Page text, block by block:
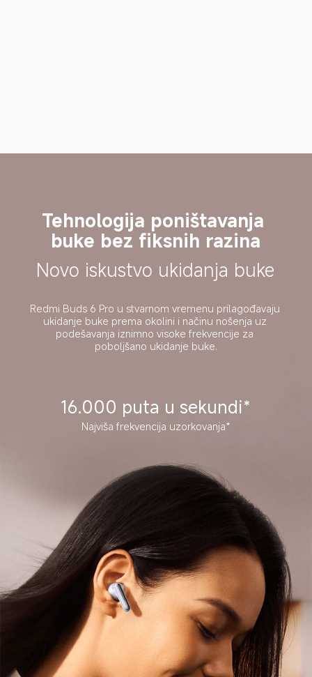
Tehnologija poništavanja
buke bez fiksnih razina
Novo iskustvo ukidanja buke
Redmi Buds 6 Pro u stvarnom vremenu prilagođavaju
ukidanje buke prema okolini i načinu nošenja uz
podešavanja iznimno visoke frekvencije za
poboljšano ukidanje buke.
16.000 puta u sekundi*
Najviša frekvencija uzorkovanja*